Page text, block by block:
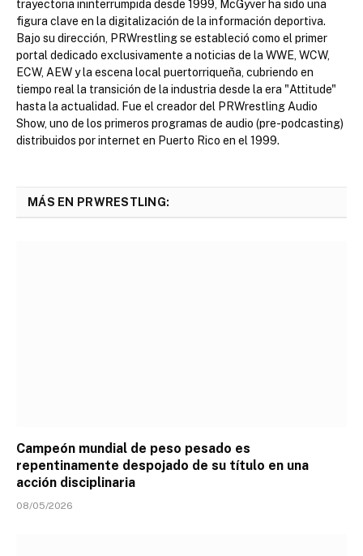
trayectoria ininterrumpida desde 1999, McGyver ha sido una
figura clave en la digitalización de la información deportiva.
Bajo su dirección, PRWrestling se estableció como el primer
portal dedicado exclusivamente a noticias de la WWE, WCW,
ECW, AEW y la escena local puertorriqueña, cubriendo en
tiempo real la transición de la industria desde la era "Attitude"
hasta la actualidad. Fue el creador del PRWrestling Audio
Show, uno de los primeros programas de audio (pre-podcasting)
distribuidos por internet en Puerto Rico en el 1999.
MÁS EN PRWRESTLING:
Campeón mundial de peso pesado es
repentinamente despojado de su título en una
acción disciplinaria
08/05/2026